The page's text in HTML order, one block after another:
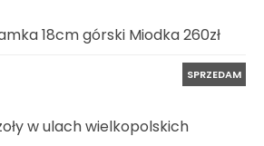
18cm górski Miodka 260zł
SPRZEDAM
w ulach wielkopolskich